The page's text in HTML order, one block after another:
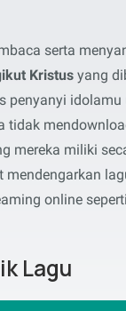
serta
Kristus yang
penyanyi idolamu
tidak
mereka miliki
online
Lagu